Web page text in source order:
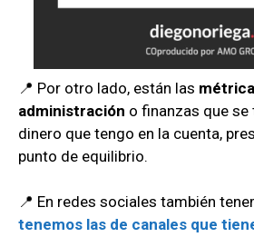
📍 Por otro lado, están las
administración o finanzas que se
dinero que tengo en la cuenta,
punto de equilibrio.
📍 En redes sociales también
tenemos las de canales que